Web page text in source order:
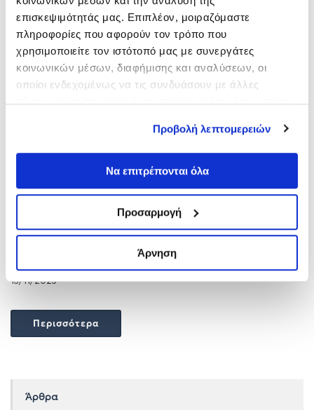
επισκεψιμότητάς μας. Επιπλέον, μοιραζόμαστε
πληροφορίες που αφορούν τον τρόπο που
χρησιμοποιείτε τον ιστότοπό μας με συνεργάτες
κοινωνικών μέσων, διαφήμισης και αναλύσεων, οι
οποίοι ενδεχομένως να τις συνδυάσουν με άλλες
πληροφορίες που τους έχετε παραχωρήσει ή τις οποίες
Προβολή λεπτομερειών
Να επιτρέπονται όλα
Προσαρμογή
Άρνηση
Με δύο ταχύτητες θα εφαρμοστεί η ψηφιακή
κάρτα εργασίας στη βιομηχανία της χώρας
από την 1η Ιανουαρίου του 2024
13/11/2023
Περισσότερα
Άρθρα